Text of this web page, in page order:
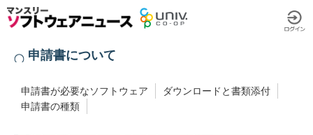
申請書について
申請書が必要なソフトウェア
ダウンロードと書類添付
申請書の種類